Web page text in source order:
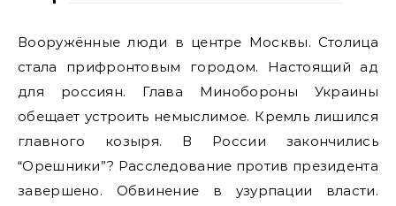
Вооружённые люди в центре Москвы. Столица
стала прифронтовым городом. Настоящий ад
для россиян. Глава Минобороны Украины
обещает устроить немыслимое. Кремль лишился
главного козыря. В России закончились
“Орешники”? Расследование против президента
завершено. Обвинение в узурпации власти.